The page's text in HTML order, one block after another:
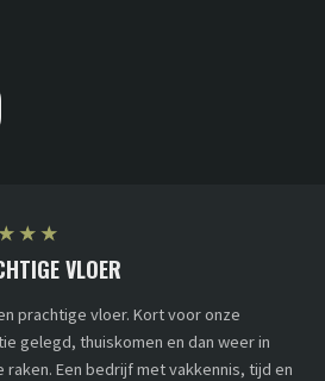
★ ★ ★
VLOER
prachtige vloer. Kort voor onze
gelegd, thuiskomen en dan weer in
raken. Een bedrijf met vakkennis, tijd en